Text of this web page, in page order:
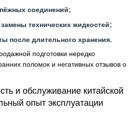
соединений;
технических жидкостей;
после длительного хранения.
подготовки нередко
поломок и негативных отзывов о
и обслуживание китайской
опыт эксплуатации